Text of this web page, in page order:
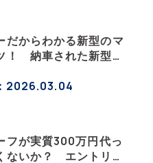
だからわかる新型のマ
！ 納車された新型を
ルＹと細部まで比べて
スラ沼にはまった大学
2026.03.04
フが実質300万円代っ
ないか？ エントリー